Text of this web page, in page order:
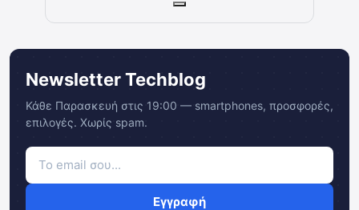
Newsletter Techblog
Κάθε Παρασκευή στις 19:00 — smartphones, προσφορές,
επιλογές. Χωρίς spam.
Εγγραφή